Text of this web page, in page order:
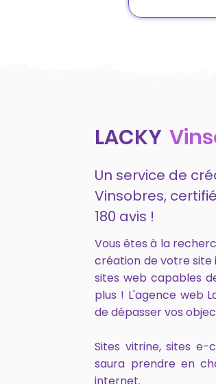
LACKY
Un service de
Vinsobres,
180 avis !
Vous êtes à la
création de votre site
sites web capables
plus ! L'agence web
de dépasser vos
Sites vitrine, sites
saura prendre en